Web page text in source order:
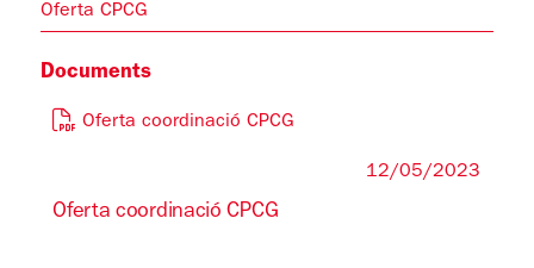
Oferta CPCG
Documents
Oferta coordinació CPCG
12/05/2023
Oferta coordinació CPCG